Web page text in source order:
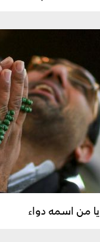
يا من اسمه دواء